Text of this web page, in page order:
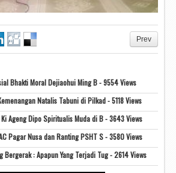
Prev
Bhakti Moral Dejiaohui Ming B - 9554 Views
Natalis Tabuni di Pilkad - 5118 Views
Ageng Dipo Spiritualis Muda di B - 3643 Views
Pagar Nusa dan Ranting PSHT S - 3580 Views
Bergerak : Apapun Yang Terjadi Tug - 2614 Views